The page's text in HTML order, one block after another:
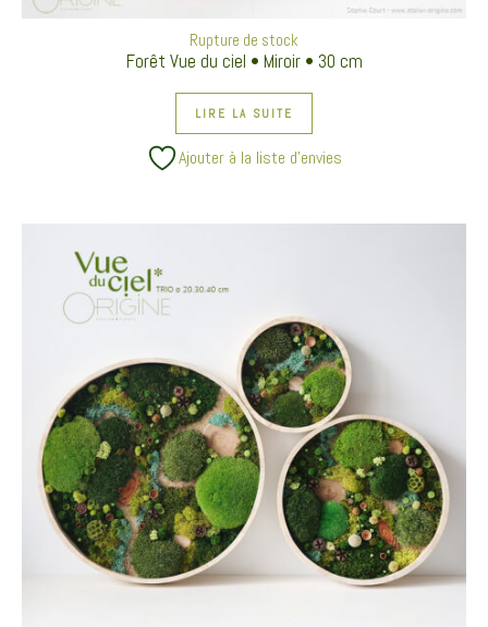
Rupture de stock
Forêt Vue du ciel • Miroir • 30 cm
LIRE LA SUITE
Ajouter à la liste d’envies